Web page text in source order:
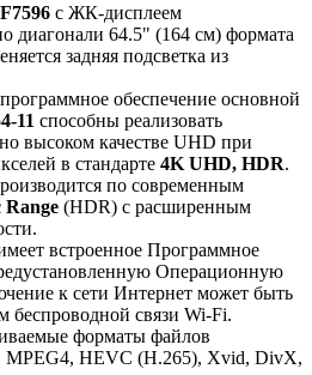
с ЖК-дисплеем
диагонали 64.5" (164 см) формата
задняя подсветка из
обеспечение основной
11 способны реализовать
высоком качестве UHD при
в стандарте 4K UHD, HDR.
по современным
(HDR) с расширенным
встроенное Программное
Операционную
к сети Интернет может быть
беспроводной связи Wi-Fi.
форматы файлов
MPEG4, HEVC (H.265), Xvid, DivX,